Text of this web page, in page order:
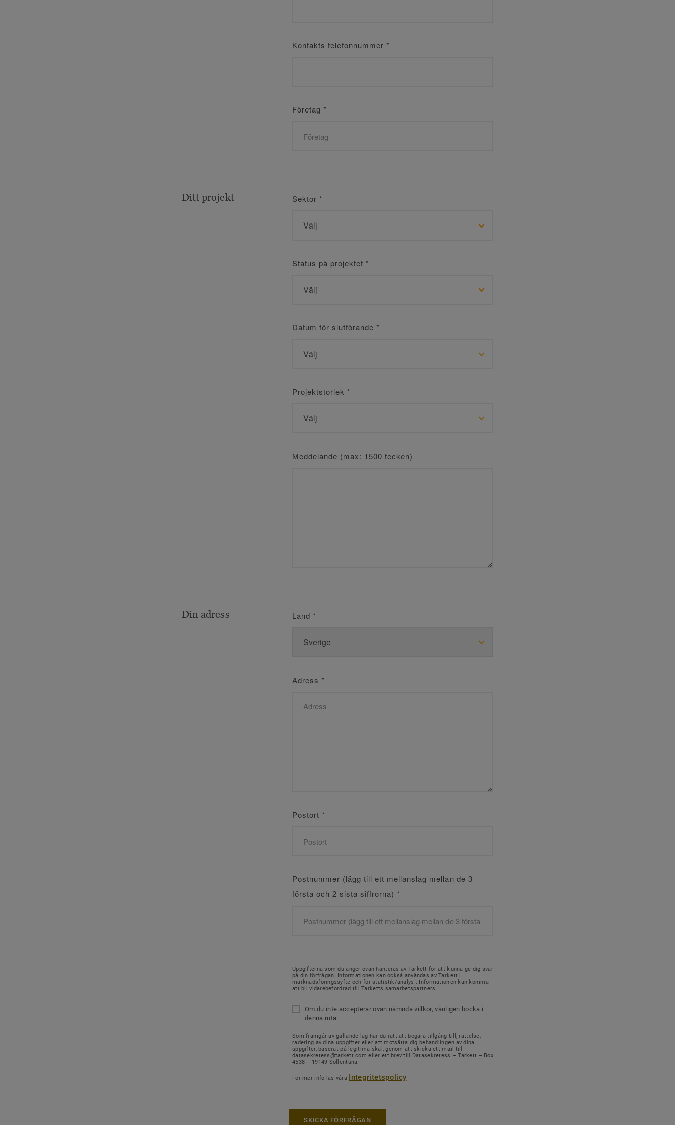
Kontakts telefonnummer *
Företag *
Ditt projekt Sektor *
Status på projektet *
Datum för slutförande *
Projektstorlek *
Meddelande (max: 1500 tecken)
Din adress Land *
Adress *
Postort *
Postnummer (lägg till ett mellanslag mellan de 3
första och 2 sista siffrorna) *
Uppgifterna som du anger ovan hanteras av Tarkett för att kunna ge dig svar
på din förfrågan. Informationen kan också användas av Tarkett i
marknadsföringssyfte och för statistik/analys . Informationen kan komma
att bli vidarebefordrad till Tarketts samarbetspartners.
Om du inte accepterar ovan nämnda villkor, vänligen bocka i
denna ruta.
Som framgår av gällande lag har du rätt att begära tillgång till, rättelse,
radering av dina uppgifter eller att motsätta dig behandlingen av dina
uppgifter, baserat på legitima skäl, genom att skicka ett mail till
datasekretess@tarkett.com eller ett brev till Datasekretess – Tarkett – Box
4538 – 19149 Sollentuna.
För mer info läs våra Integritetspolicy
SKICKA FÖRFRÅGAN